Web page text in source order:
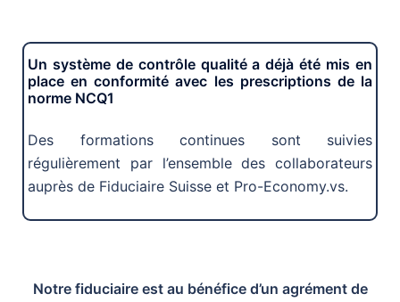
Un système de contrôle qualité a déjà été mis en
place en conformité avec les prescriptions de la
norme NCQ1
Des formations continues sont suivies
régulièrement par l’ensemble des collaborateurs
auprès de Fiduciaire Suisse et Pro-Economy.vs.
Notre fiduciaire est au bénéfice d’un agrément de